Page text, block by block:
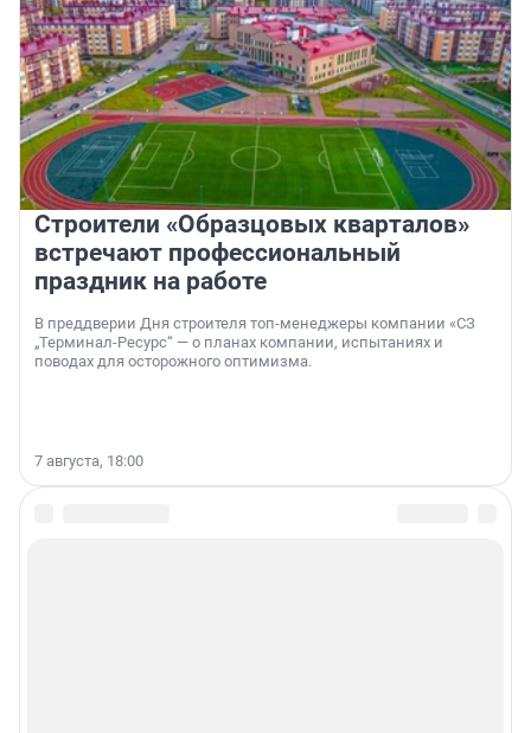
Строители «Образцовых кварталов»
встречают профессиональный
праздник на работе
В преддверии Дня строителя топ-менеджеры компании «СЗ
„Терминал-Ресурс“ — о планах компании, испытаниях и
поводах для осторожного оптимизма.
7 августа, 18:00